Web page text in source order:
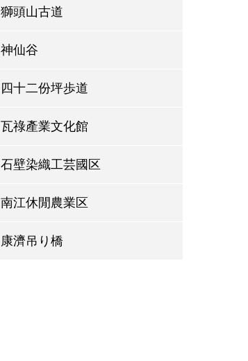
獅頭山古道
神仙谷
四十二份坪歩道
瓦祿產業文化館
石壁染織工芸國区
南江休閒農業区
康濟吊り橋